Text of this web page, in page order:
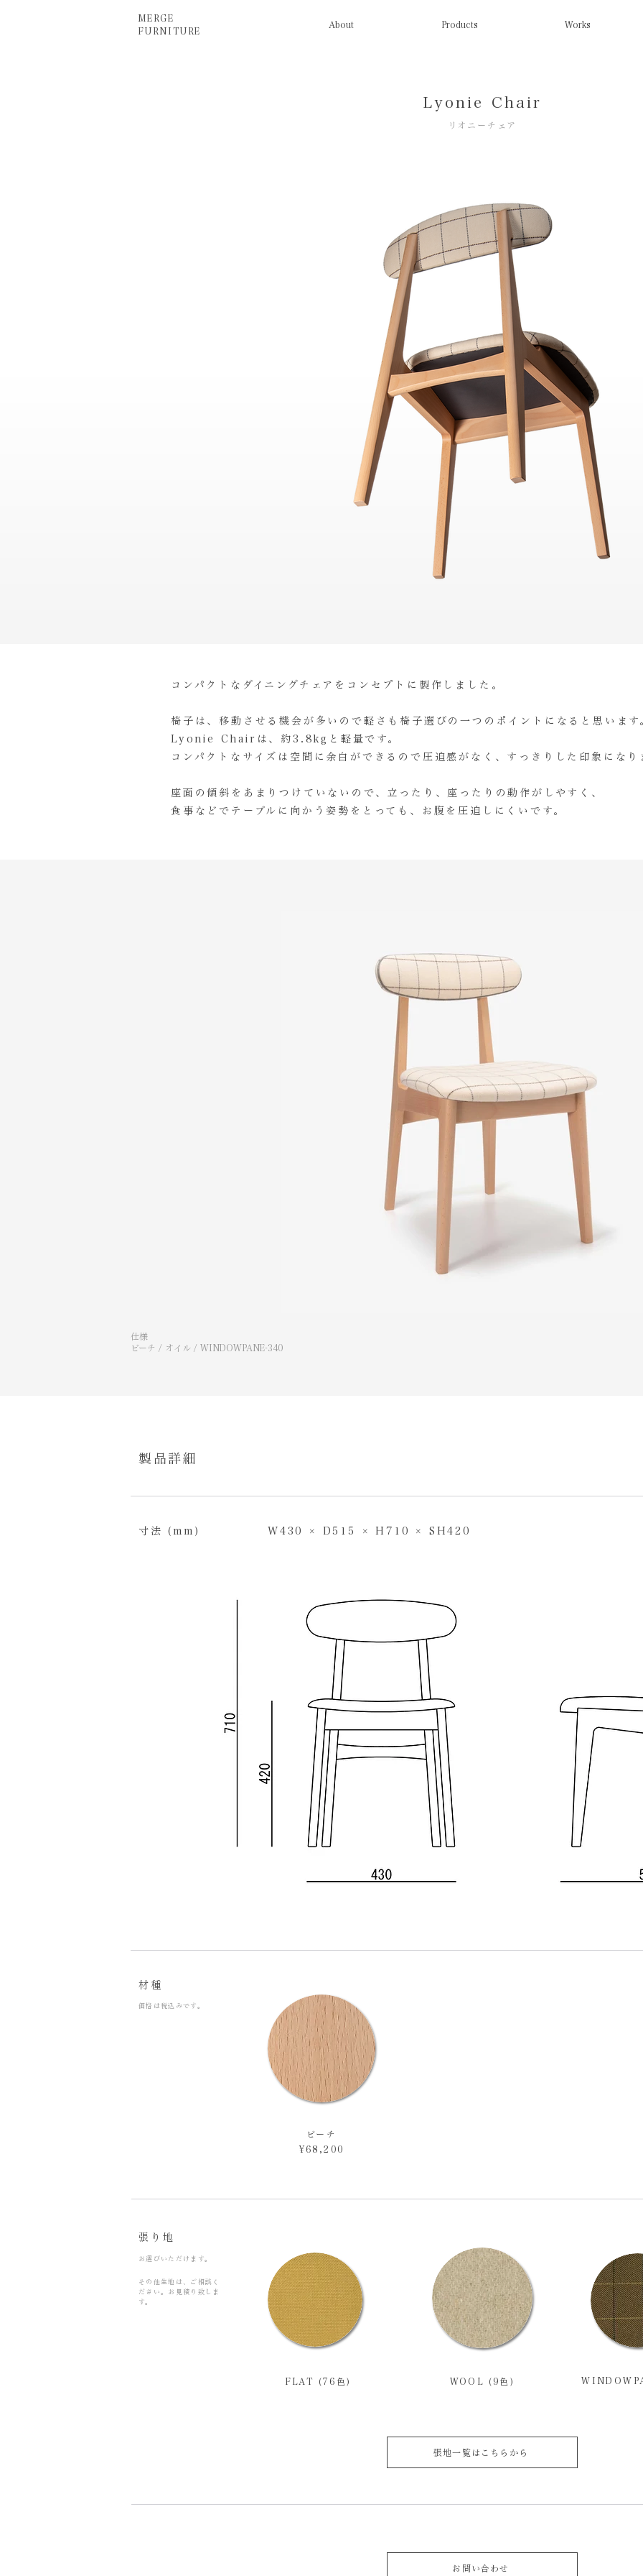
MERGE
FURNITURE
About Products Works
Lyonie Chair
​リオニーチェア
コンパクトなダイニングチェアをコンセプトに製作しました。
椅子は、移動させる機会が多いので軽さも椅子選びの一つのポイントになると思います
Lyonie Chairは、約3.8kgと軽量です。
コンパクトなサイズは空間に余白ができるので圧迫感がな く、すっきりした印象になり
座面の傾斜をあまりつけていないので、​立ったり、座ったりの動作がしやすく、
食事などでテーブルに向かう姿勢をとっても、お腹を圧迫しにくいです。
仕様
ビーチ / オイル / WINDOWPANE-340
​製品詳細
​寸法 (mm) W430 × D515 × H710 × SH420
​材種
​価格は税込みです。
ビーチ
¥68,200
張り地
お選びいただけます。
その他生地は、ご相談く
ださい。お見積り致しま
す。
FLAT (76色) WOOL (9色)
張地一覧はこちらから
お問い合わせ